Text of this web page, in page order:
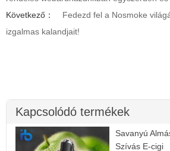
Következő：
Fedezd fel a Nosmoke
izgalmas kalandjait!
Kapcsolódó termékek
Savanyú
Szívás E-cigi